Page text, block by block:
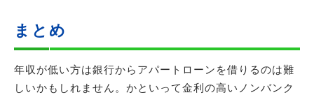
まとめ
年収が低い方は銀行からアパートローンを借りるのは難
しいかもしれません。かといって金利の高いノンバンク